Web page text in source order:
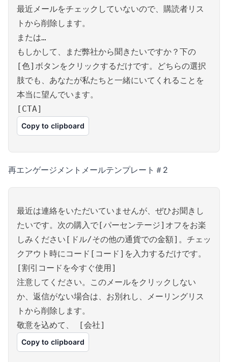
最近メールをチェックしていないので、購読者リス
トから削除します。
または…
もしかして、まだ弊社から聞きたいですか？下の
[色]ボタンをクリックするだけです。どちらの選択
肢でも、あなたが私たちと一緒にいてくれることを
本当に望んでいます。
[CTA]
Copy to clipboard
再エンゲージメントメールテンプレート＃2
最近は連絡をいただいていませんが、ぜひお聞きし
たいです。次の購入で[パーセンテージ]オフをお楽
しみください[ドル/その他の通貨での金額]。チェッ
クアウト時にコード[コード]を入力するだけです。
[割引コードを今すぐ使用]
注意してください。このメールをクリックしない
か、返信がない場合は、お別れし、メーリングリス
トから削除します。
敬意を込めて、 [会社]
Copy to clipboard